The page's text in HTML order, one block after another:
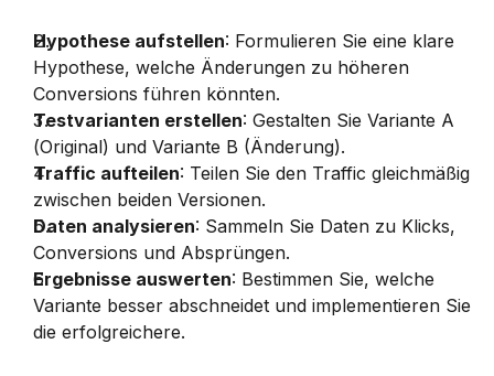
Hypothese aufstellen: Formulieren Sie eine klare
Hypothese, welche Änderungen zu höheren
Conversions führen könnten.
Testvarianten erstellen: Gestalten Sie Variante A
(Original) und Variante B (Änderung).
Traffic aufteilen: Teilen Sie den Traffic gleichmäßig
zwischen beiden Versionen.
Daten analysieren: Sammeln Sie Daten zu Klicks,
Conversions und Absprüngen.
Ergebnisse auswerten: Bestimmen Sie, welche
Variante besser abschneidet und implementieren Sie
die erfolgreichere.